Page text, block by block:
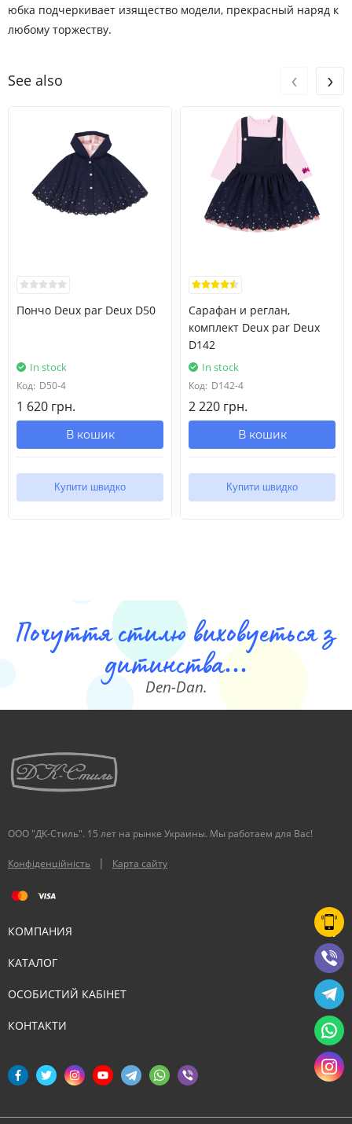
юбка подчеркивает изящество модели, прекрасный наряд к
любому торжеству.
See also
Пончо Deux par Deux D50
In stock
Код: D50-4
1 620 грн.
В кошик
Купити швидко
Сарафан и реглан,
комплект Deux par Deux
D142
In stock
Код: D142-4
2 220 грн.
В кошик
Купити швидко
‹ ›
Почуття стилю виховуеться з
дитинства...
Den-Dan.
ООО "ДК-Стиль". 15 лет на рынке Украины. Мы работаем для Вас!
Конфіденційність | Карта сайту
КОМПАНИЯ
КАТАЛОГ
ОСОБИСТИЙ КАБІНЕТ
КОНТАКТИ